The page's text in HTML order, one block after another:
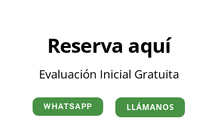
Reserva aquí
Evaluación Inicial Gratuita
WHATSAPP LLÁMANOS